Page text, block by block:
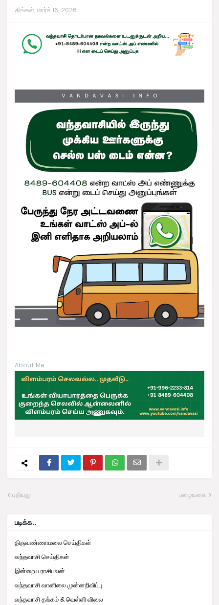
திங்கள், மார்ச் 16, 2026
About Me
புதியது பழையவை
படிக்க..
திருவண்ணாமலை செய்திகள்
வந்தவாசி செய்திகள்
இன்றைய ராசிபலன்
வந்தவாசி வானிலை முன்னறிவிப்பு
வந்தவாசி தங்கம் & வெள்ளி விலை